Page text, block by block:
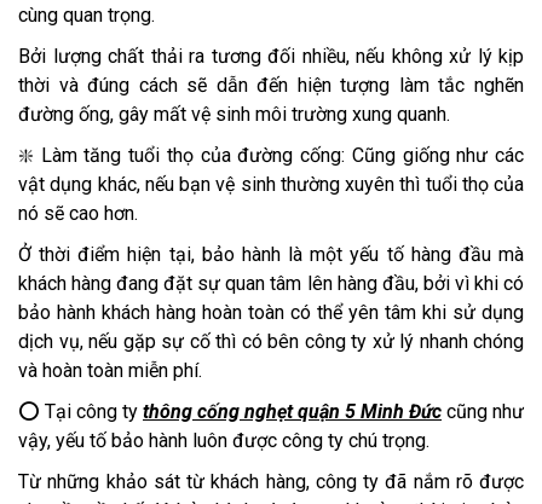
cùng quan trọng.
Bởi lượng chất thải ra tương đối nhiều, nếu không xử lý kịp
thời và đúng cách sẽ dẫn đến hiện tượng làm tắc nghẽn
đường ống, gây mất vệ sinh môi trường xung quanh.
❇️ Làm tăng tuổi thọ của đường cống: Cũng giống như các
vật dụng khác, nếu bạn vệ sinh thường xuyên thì tuổi thọ của
nó sẽ cao hơn.
Ở thời điểm hiện tại, bảo hành là một yếu tố hàng đầu mà
khách hàng đang đặt sự quan tâm lên hàng đầu, bởi vì khi có
bảo hành khách hàng hoàn toàn có thể yên tâm khi sử dụng
dịch vụ, nếu gặp sự cố thì có bên công ty xử lý nhanh chóng
và hoàn toàn miễn phí.
⭕ Tại công ty thông cống nghẹt quận 5 Minh Đức cũng như
vậy, yếu tố bảo hành luôn được công ty chú trọng.
Từ những khảo sát từ khách hàng, công ty đã nắm rõ được